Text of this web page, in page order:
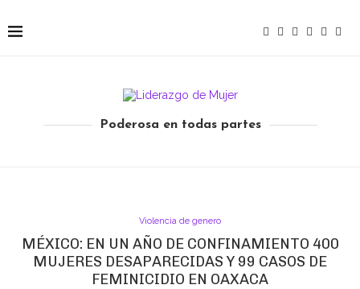
Poderosa en todas partes
Violencia de genero
MÉXICO: EN UN AÑO DE CONFINAMIENTO 400
MUJERES DESAPARECIDAS Y 99 CASOS DE
FEMINICIDIO EN OAXACA